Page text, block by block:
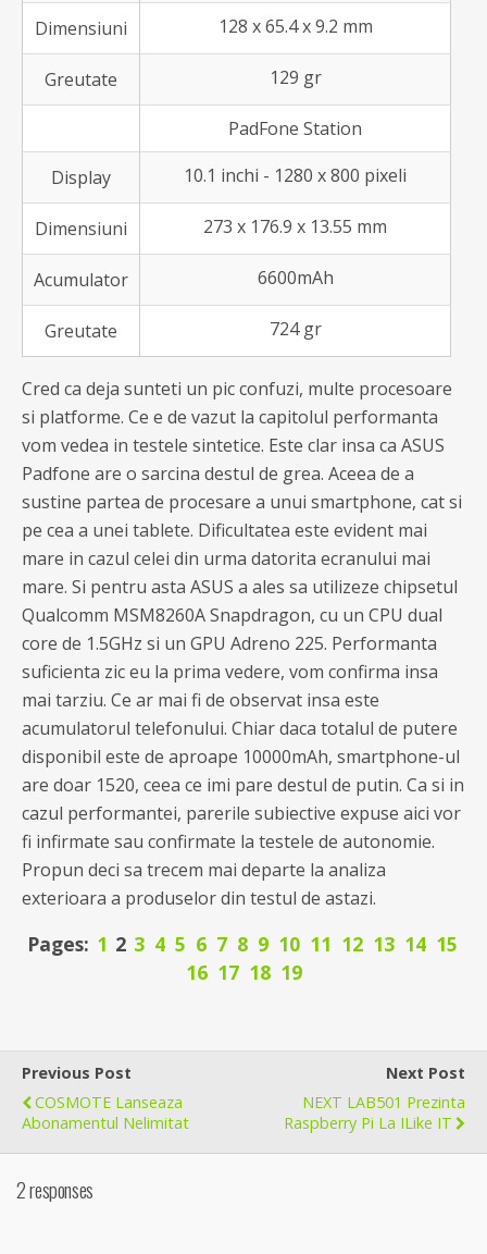
Dimensiuni 128 x 65.4 x 9.2 mm
Greutate 129 gr
PadFone Station
Display 10.1 inchi - 1280 x 800 pixeli
Dimensiuni 273 x 176.9 x 13.55 mm
Acumulator 6600mAh
Greutate 724 gr
Cred ca deja sunteti un pic confuzi, multe procesoare
si platforme. Ce e de vazut la capitolul performanta
vom vedea in testele sintetice. Este clar insa ca ASUS
Padfone are o sarcina destul de grea. Aceea de a
sustine partea de procesare a unui smartphone, cat si
pe cea a unei tablete. Dificultatea este evident mai
mare in cazul celei din urma datorita ecranului mai
mare. Si pentru asta ASUS a ales sa utilizeze chipsetul
Qualcomm MSM8260A Snapdragon, cu un CPU dual
core de 1.5GHz si un GPU Adreno 225. Performanta
suficienta zic eu la prima vedere, vom confirma insa
mai tarziu. Ce ar mai fi de observat insa este
acumulatorul telefonului. Chiar daca totalul de putere
disponibil este de aproape 10000mAh, smartphone-ul
are doar 1520, ceea ce imi pare destul de putin. Ca si in
cazul performantei, parerile subiective expuse aici vor
fi infirmate sau confirmate la testele de autonomie.
Propun deci sa trecem mai departe la analiza
exterioara a produselor din testul de astazi.
Pages: 1 2 3 4 5 6 7 8 9 10 11 12 13 14 15
16 17 18 19
Previous Post
COSMOTE Lanseaza
Abonamentul Nelimitat
Next Post
NEXT LAB501 Prezinta
Raspberry Pi La ILike IT
2 responses